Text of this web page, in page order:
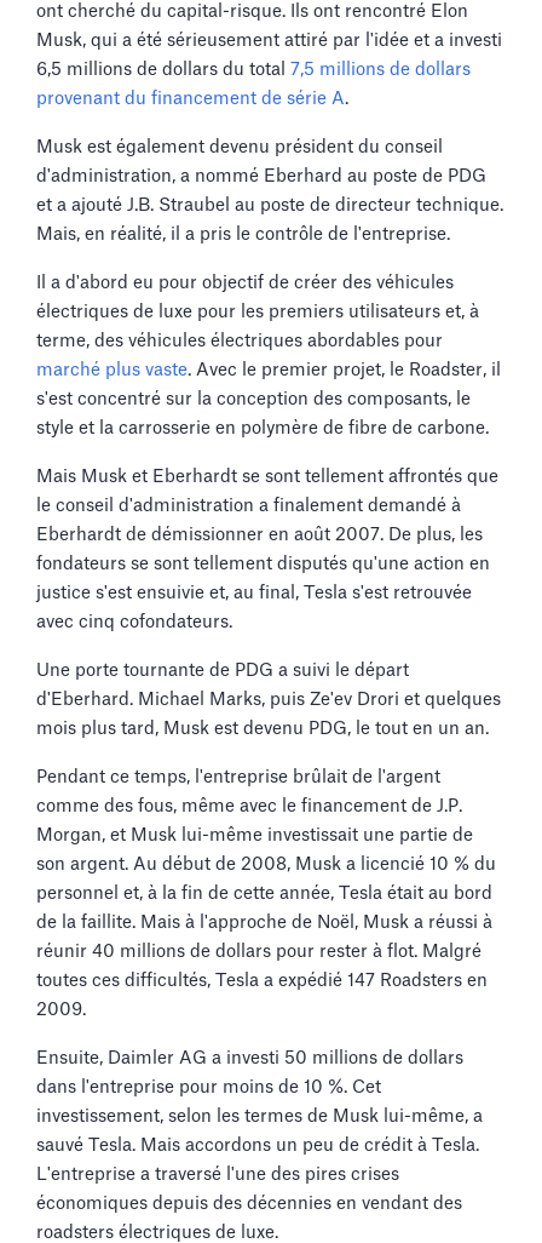
ont cherché du capital-risque. Ils ont rencontré Elon
Musk, qui a été sérieusement attiré par l'idée et a investi
6,5 millions de dollars du total 7,5 millions de dollars
provenant du financement de série A.
Musk est également devenu président du conseil
d'administration, a nommé Eberhard au poste de PDG
et a ajouté J.B. Straubel au poste de directeur technique.
Mais, en réalité, il a pris le contrôle de l'entreprise.
Il a d'abord eu pour objectif de créer des véhicules
électriques de luxe pour les premiers utilisateurs et, à
terme, des véhicules électriques abordables pour
marché plus vaste. Avec le premier projet, le Roadster, il
s'est concentré sur la conception des composants, le
style et la carrosserie en polymère de fibre de carbone.
Mais Musk et Eberhardt se sont tellement affrontés que
le conseil d'administration a finalement demandé à
Eberhardt de démissionner en août 2007. De plus, les
fondateurs se sont tellement disputés qu'une action en
justice s'est ensuivie et, au final, Tesla s'est retrouvée
avec cinq cofondateurs.
Une porte tournante de PDG a suivi le départ
d'Eberhard. Michael Marks, puis Ze'ev Drori et quelques
mois plus tard, Musk est devenu PDG, le tout en un an.
Pendant ce temps, l'entreprise brûlait de l'argent
comme des fous, même avec le financement de J.P.
Morgan, et Musk lui-même investissait une partie de
son argent. Au début de 2008, Musk a licencié 10 % du
personnel et, à la fin de cette année, Tesla était au bord
de la faillite. Mais à l'approche de Noël, Musk a réussi à
réunir 40 millions de dollars pour rester à flot. Malgré
toutes ces difficultés, Tesla a expédié 147 Roadsters en
2009.
Ensuite, Daimler AG a investi 50 millions de dollars
dans l'entreprise pour moins de 10 %. Cet
investissement, selon les termes de Musk lui-même, a
sauvé Tesla. Mais accordons un peu de crédit à Tesla.
L'entreprise a traversé l'une des pires crises
économiques depuis des décennies en vendant des
roadsters électriques de luxe.